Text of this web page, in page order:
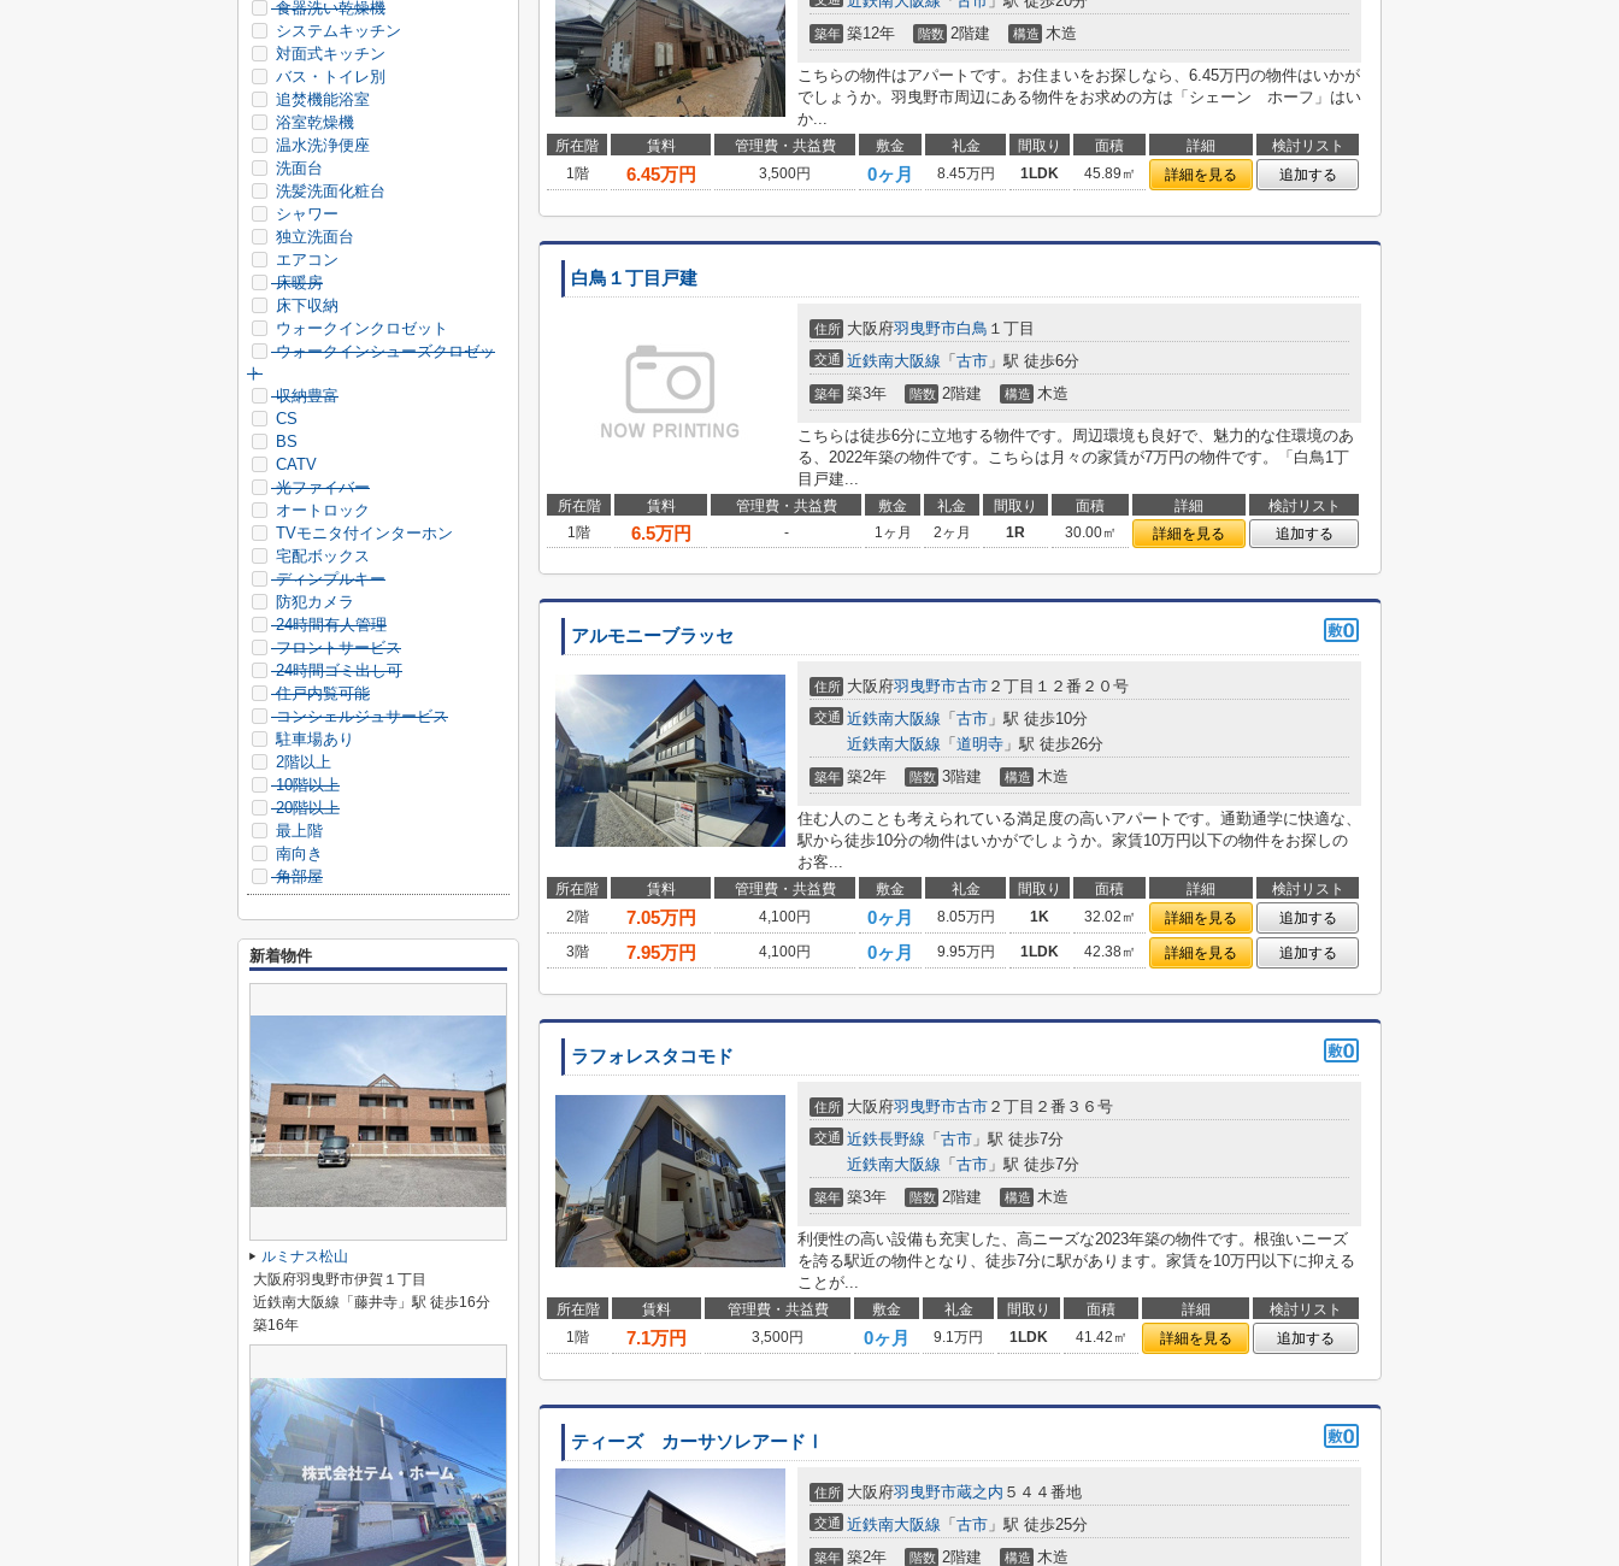
築年 築12年 階数 2階建 構造 木造
こちらの物件はアパートです。お住まいをお探しなら、6.45万円の物件はいかが
でしょうか。羽曳野市周辺にある物件をお求めの方は「シェーン ホーフ」はい
か...
所在階 賃料 管理費・共益費 敷金 礼金 間取り 面積 詳細
検討リスト
1階
6.45万円 3,500円 0ヶ月 8.45万円 1LDK 45.89㎡ 詳細を見る 追加する
白鳥１丁目戸建
住所 大阪府羽曳野市白鳥 １丁目
交通 近鉄南大阪線 「 古市 」駅 徒歩6分
築年 築3年 階数 2階建 構造 木造
こちらは徒歩6分に立地する物件です。周辺環境も良好で、魅力的な住環境のあ
る、2022年築の物件です。こちらは月々の家賃が7万円の物件です。「白鳥1丁
目戸建...
所在階 賃料 管理費・共益費 敷金 礼金 間取り 面積 詳細
検討リスト
1階
6.5万円 - 1ヶ月 2ヶ月 1R 30.00㎡ 詳細を見る 追加する
アルモニーブラッセ
住所 大阪府羽曳野市古市 ２丁目１２番２０号
交通 近鉄南大阪線 「 古市 」駅 徒歩10分
近鉄南大阪線 「 道明寺 」駅 徒歩26分
築年 築2年 階数 3階建 構造 木造
住む人のことも考えられている満足度の高いアパートです。通勤通学に快適な、
駅から徒歩10分の物件はいかがでしょうか。家賃10万円以下の物件をお探しの
お客...
所在階 賃料 管理費・共益費 敷金 礼金 間取り 面積 詳細
検討リスト
2階
7.05万円 4,100円 0ヶ月 8.05万円 1K 32.02㎡ 詳細を見る
追加する
3階
7.95万円 4,100円 0ヶ月 9.95万円 1LDK 42.38㎡ 詳細を見る 追加する
ラフォレスタコモド
住所 大阪府羽曳野市古市 ２丁目２番３６号
交通 近鉄長野線 「 古市 」駅 徒歩7分
近鉄南大阪線 「 古市 」駅 徒歩7分
築年 築3年 階数 2階建 構造 木造
利便性の高い設備も充実した、高ニーズな2023年築の物件です。根強いニーズ
を誇る駅近の物件となり、徒歩7分に駅があります。家賃を10万円以下に抑える
ことが...
所在階 賃料 管理費・共益費 敷金 礼金 間取り 面積 詳細
検討リスト
1階
7.1万円 3,500円 0ヶ月 9.1万円 1LDK 41.42㎡ 詳細を見る 追加する
ティーズ カーサソレアードⅠ
住所 大阪府羽曳野市蔵之内 ５４４番地
交通 近鉄南大阪線 「 古市 」駅 徒歩25分
築年 築2年 階数 2階建 構造 木造
食器洗い乾燥機
システムキッチン
対面式キッチン
バス・トイレ別
追焚機能浴室
浴室乾燥機
温水洗浄便座
洗面台
洗髪洗面化粧台
シャワー
独立洗面台
エアコン
床暖房
床下収納
ウォークインクロゼット
ウォークインシューズクロゼッ
ト
収納豊富
CS
BS
CATV
光ファイバー
オートロック
TVモニタ付インターホン
宅配ボックス
ディンプルキー
防犯カメラ
24時間有人管理
フロントサービス
24時間ゴミ出し可
住戸内覧可能
コンシェルジュサービス
駐車場あり
2階以上
10階以上
20階以上
最上階
南向き
角部屋
新着物件
ルミナス松山
大阪府羽曳野市伊賀１丁目
近鉄南大阪線「藤井寺」駅 徒歩16分
築16年